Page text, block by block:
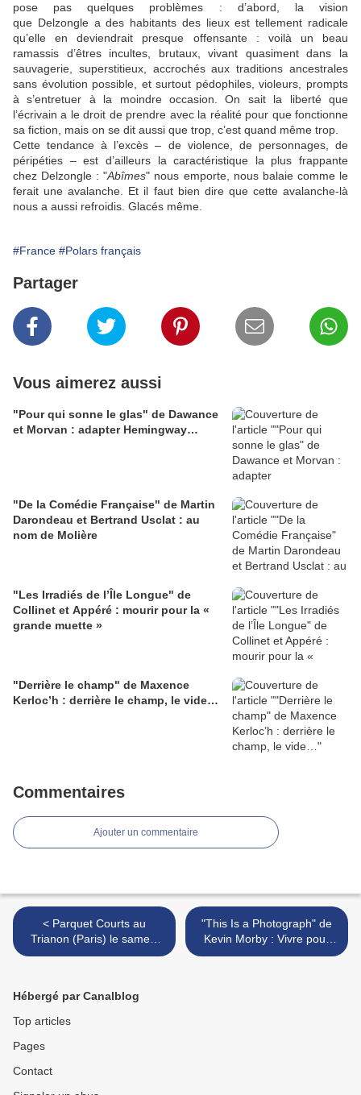
pose pas quelques problèmes : d’abord, la vision
que Delzonglea des habitants des lieux est tellement radicale
qu’elle en deviendrait presque offensante : voilà un beau
ramassis d’êtres incultes, brutaux, vivant quasiment dans la
sauvagerie, superstitieux, accrochés aux traditions ancestrales
sans évolution possible, et surtout pédophiles, violeurs, prompts
à s’entretuer à la moindre occasion. On sait la liberté que
l’écrivain a le droit de prendre avec la réalité pour que fonctionne
sa fiction, mais on se dit aussi que trop, c’est quand même trop.
Cette tendance à l’excès – de violence, de personnages, de
péripéties – est d’ailleurs la caractéristique la plus frappante
chez Delzongle : "Abîmes" nous emporte, nous balaie comme le
ferait une avalanche. Et il faut bien dire que cette avalanche-là
nous a aussi refroidis. Glacés même.
#France #Polars français
Partager
Vous aimerez aussi
"Pour qui sonne le glas" de Dawance
et Morvan : adapter Hemingway…
"De la Comédie Française" de Martin
Darondeau et Bertrand Usclat : au
nom de Molière
"Les Irradiés de l’Île Longue" de
Collinet et Appéré : mourir pour la «
grande muette »
"Derrière le champ" de Maxence
Kerloc’h : derrière le champ, le vide…
Commentaires
Ajouter un commentaire
< Parquet Courts au
Trianon (Paris) le samedi
21 mai
"This Is a Photograph" de
Kevin Morby : Vivre pour
toujours à l’intérieur d’une
Hébergé par Canalblog
Top articles
Pages
Contact